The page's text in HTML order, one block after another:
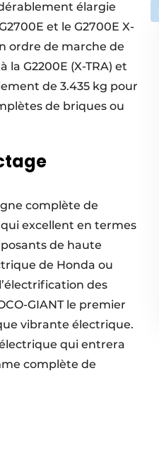
élargie
et le G2700E X-
ordre de marche de
G2200E (X-TRA) et
de 3.435 kg pour
de briques ou
complète de
excellent en termes
de haute
de Honda ou
des
GIANT le premier
vibrante électrique.
qui entrera
complète de